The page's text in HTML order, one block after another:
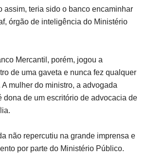
assim, teria sido o banco encaminhar
órgão de inteligência do Ministério
Mercantil, porém, jogou a
de uma gaveta e nunca fez qualquer
mulher do ministro, a advogada
dona de um escritório de advocacia de
não repercutiu na grande imprensa e
por parte do Ministério Público.